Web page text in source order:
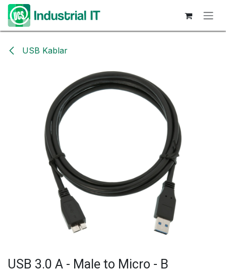
Hoppa till innehåll
USB Kablar
USB 3.0 A - Male to Micro - B